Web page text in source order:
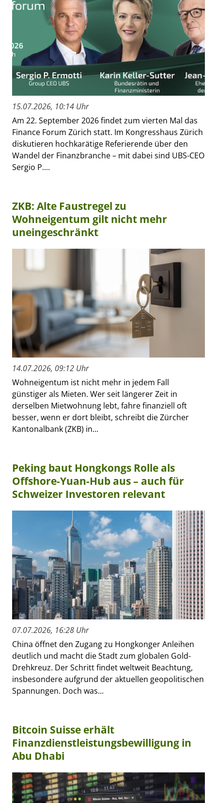
15.07.2026, 10:14 Uhr
Am 22. September 2026 findet zum vierten Mal das
Finance Forum Zürich statt. Im Kongresshaus Zürich
diskutieren hochkarätige Referierende über den
Wandel der Finanzbranche – mit dabei sind UBS-CEO
Sergio P....
ZKB: Alte Faustregel zu
Wohneigentum gilt nicht mehr
uneingeschränkt
14.07.2026, 09:12 Uhr
Wohneigentum ist nicht mehr in jedem Fall
günstiger als Mieten. Wer seit längerer Zeit in
derselben Mietwohnung lebt, fahre finanziell oft
besser, wenn er dort bleibt, schreibt die Zürcher
Kantonalbank (ZKB) in...
Peking baut Hongkongs Rolle als
Offshore-Yuan-Hub aus – auch für
Schweizer Investoren relevant
07.07.2026, 16:28 Uhr
China öffnet den Zugang zu Hongkonger Anleihen
deutlich und macht die Stadt zum globalen Gold-
Drehkreuz. Der Schritt findet weltweit Beachtung,
insbesondere aufgrund der aktuellen geopolitischen
Spannungen. Doch was...
Bitcoin Suisse erhält
Finanzdienstleistungsbewilligung in
Abu Dhabi